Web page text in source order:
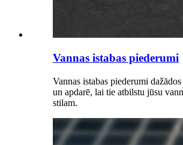
Vannas istabas piederumi
Vannas istabas piederumi
un apdarē, lai tie atbilstu jūsu
stilam.